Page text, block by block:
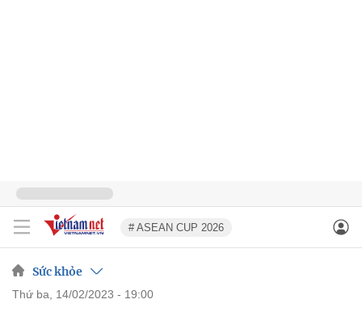
# ASEAN CUP 2026
Sức khỏe
thứ ba, 14/02/2023 - 19:00